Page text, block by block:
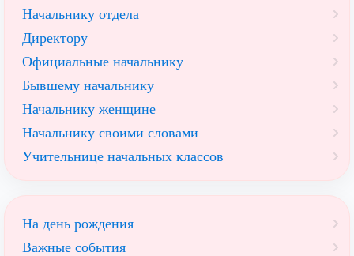
Начальнику отдела
Директору
Официальные начальнику
Бывшему начальнику
Начальнику женщине
Начальнику своими словами
Учительнице начальных классов
На день рождения
Важные события